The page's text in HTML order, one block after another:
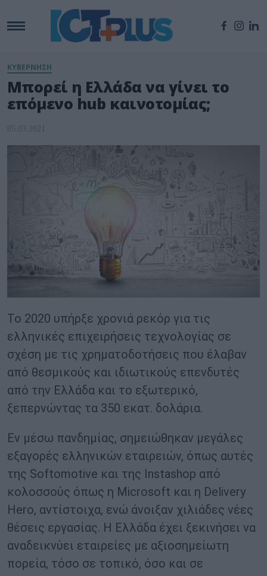
ΚΥΒΕΡΝΗΣΗ
Μπορεί η Ελλάδα να γίνει το
επόμενο hub καινοτομίας;
05.03.2021
To 2020 υπήρξε χρονιά ρεκόρ για τις
ελληνικές επιχειρήσεις τεχνολογίας σε
σχέση με τις χρηματοδοτήσεις που έλαβαν
από θεσμικούς και ιδιωτικούς επενδυτές
από την Ελλάδα και το εξωτερικό,
ξεπερνώντας τα 350 εκατ. δολάρια.
Εν μέσω πανδημίας, σημειώθηκαν μεγάλες
εξαγορές ελληνικών εταιρειών, όπως αυτές
της Softomotive και της Instashop από
κολοσσούς όπως η Microsoft και η Delivery
Hero, αντίστοιχα, ενώ άνοιξαν χιλιάδες νέες
θέσεις εργασίας. Η Ελλάδα έχει ξεκινήσει να
αναδεικνύει εταιρείες με αξιοσημείωτη
πορεία, τόσο σε τοπικό, όσο και σε